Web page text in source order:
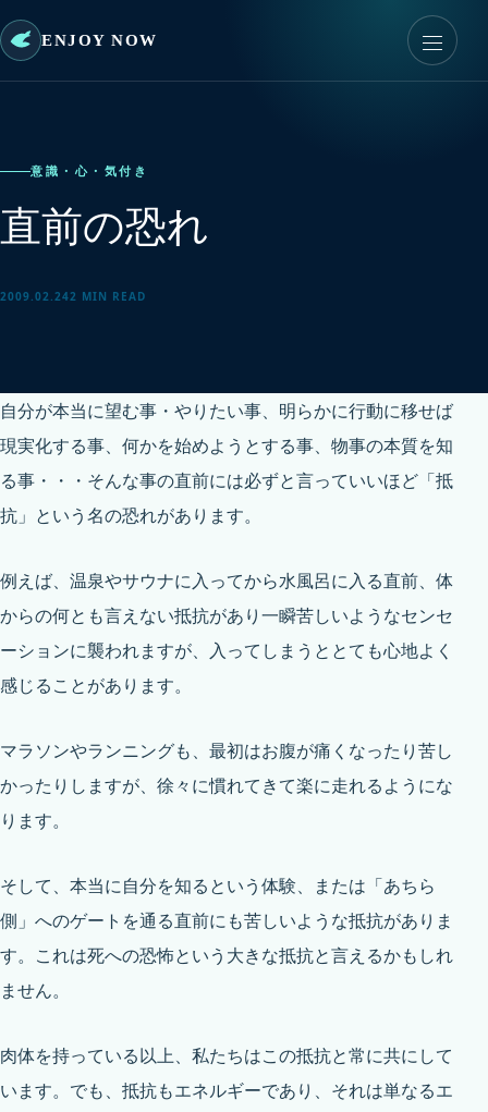
ENJOY NOW
意識・心・気付き
直前の恐れ
2009.02.242 MIN READ
自分が本当に望む事・やりたい事、明らかに行動に移せば
現実化する事、何かを始めようとする事、物事の本質を知
る事・・・そんな事の直前には必ずと言っていいほど「抵
抗」という名の恐れがあります。
例えば、温泉やサウナに入ってから水風呂に入る直前、体
からの何とも言えない抵抗があり一瞬苦しいようなセンセ
ーションに襲われますが、入ってしまうととても心地よく
感じることがあります。
マラソンやランニングも、最初はお腹が痛くなったり苦し
かったりしますが、徐々に慣れてきて楽に走れるようにな
ります。
そして、本当に自分を知るという体験、または「あちら
側」へのゲートを通る直前にも苦しいような抵抗がありま
す。これは死への恐怖という大きな抵抗と言えるかもしれ
ません。
肉体を持っている以上、私たちはこの抵抗と常に共にして
います。でも、抵抗もエネルギーであり、それは単なるエ